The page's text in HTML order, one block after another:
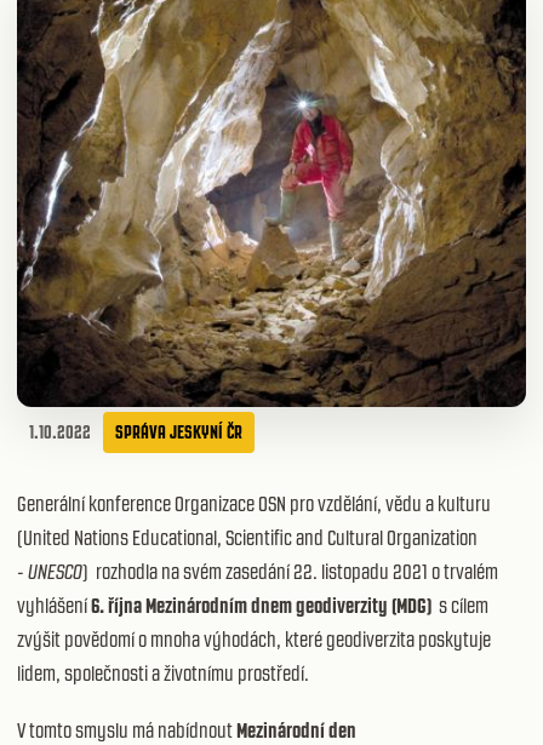
1.10.2022 SPRÁVA JESKYNÍ ČR
Generální konference Organizace OSN pro vzdělání, vědu a kulturu
(United Nations Educational, Scientific and Cultural Organization
- UNESCO) rozhodla na svém zasedání 22. listopadu 2021 o trvalém
vyhlášení6. října Mezinárodním dnem geodiverzity (MDG) s cílem
zvýšit povědomí o mnoha výhodách, které geodiverzita poskytuje
lidem, společnosti a životnímu prostředí.
V tomto smyslu má nabídnoutMezinárodní den